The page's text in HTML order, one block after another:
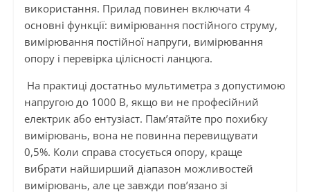
використання. Прилад повинен включати 4
основні функції: вимірювання постійного струму,
вимірювання постійної напруги, вимірювання
опору і перевірка цілісності ланцюга.
На практиці достатньо мультиметра з допустимою
напругою до 1000 В, якщо ви не професійний
електрик або ентузіаст. Пам’ятайте про похибку
вимірювань, вона не повинна перевищувати
0,5%. Коли справа стосується опору, краще
вибрати найширший діапазон можливостей
вимірювань, але це завжди пов’язано зі